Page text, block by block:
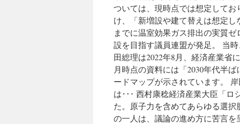
ついては、現時点では想定して
け、「新増設や建て替えは想定
までに温室効果ガス排出の実質
設を目指す議員連盟が発足。 当
田総理は2022年8月、経済産業省
月時点の資料には「2030年代半
ードマップが示されています。
は･･･ 西村康稔経済産業大臣「ロ
た。原子力を含めてあらゆる選
の一人は、議論の進め方に苦言